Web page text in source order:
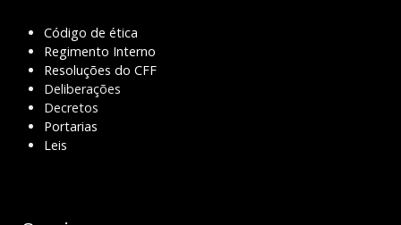
Código de ética
Regimento Interno
Resoluções do CFF
Deliberações
Decretos
Portarias
Leis